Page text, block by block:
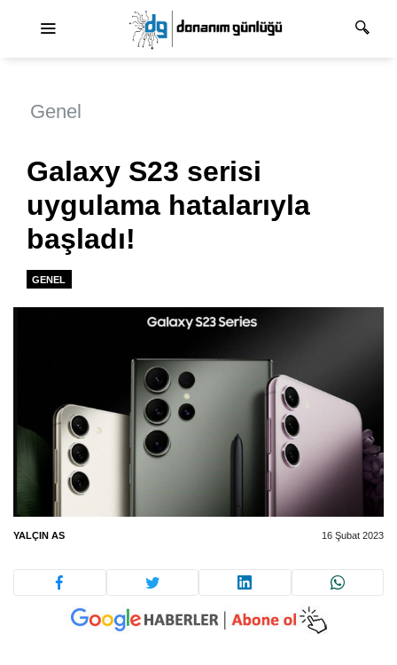
Genel
Galaxy S23 serisi
uygulama hatalarıyla
başladı!
GENEL
YALÇIN AS 16 Şubat 2023